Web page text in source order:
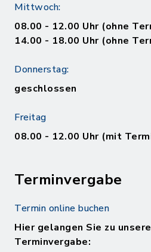
Mittwoch:
08.00 - 12.00 Uhr (ohne
14.00 - 18.00 Uhr (ohne
Donnerstag:
geschlossen
Freitag
08.00 - 12.00 Uhr (mit
Terminvergabe
Termin online buchen
Hier gelangen Sie zu
Terminvergabe: